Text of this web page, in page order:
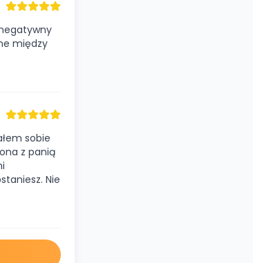
między
sobie
z panią
Nie